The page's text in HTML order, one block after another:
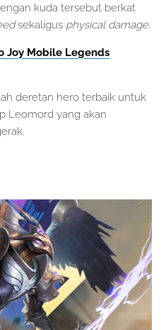
kuda tersebut berkat
sekaligus physical damage.
Joy Mobile Legends
deretan hero terbaik untuk
Leomord yang akan